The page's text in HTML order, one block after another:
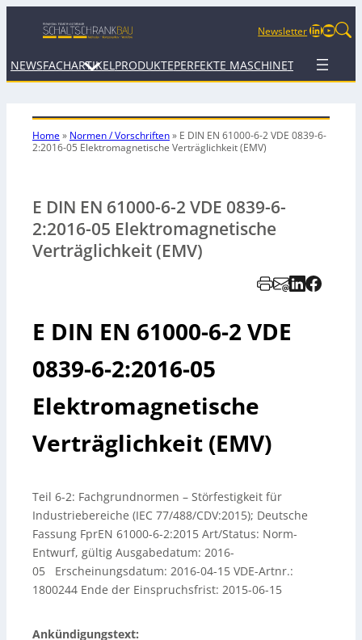
NewsletterLinkedIn
NEWSFACHARTIKEL PRODUKTEPERFEKTE MASCHINETERMINE
Home» Normen / Vorschriften» E DIN EN 61000-6-2 VDE 0839-6-
2:2016-05 Elektromagnetische Verträglichkeit (EMV)
E DIN EN 61000-6-2 VDE 0839-6-
2:2016-05 Elektromagnetische
Verträglichkeit (EMV)
E DIN EN 61000-6-2 VDE
0839-6-2:2016-05
Elektromagnetische
Verträglichkeit (EMV)
Teil 6-2: Fachgrundnormen – Störfestigkeit für
Industriebereiche (IEC 77/488/CDV:2015); Deutsche
Fassung FprEN 61000-6-2:2015 Art/Status: Norm-
Entwurf, gültig Ausgabedatum: 2016-
05 Erscheinungsdatum: 2016-04-15 VDE-Artnr.:
1800244 Ende der Einspruchsfrist: 2015-06-15
Ankündigungstext: